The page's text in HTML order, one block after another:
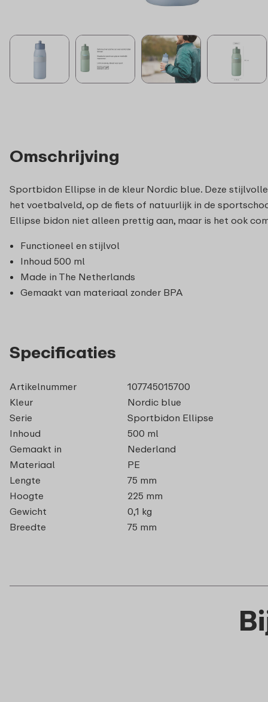
Omschrijving
Sportbidon Ellipse in de kleur Nordic blue. Deze
het voetbalveld, op de fiets of natuurlijk in de
Ellipse bidon niet alleen prettig aan, maar is het ook
Functioneel en stijlvol
Inhoud 500 ml
Made in The Netherlands
Gemaakt van materiaal zonder BPA
Specificaties
Artikelnummer
107745015700
Kleur
Nordic blue
Serie
Sportbidon Ellipse
Inhoud
500 ml
Gemaakt in
Nederland
Materiaal
PE
Lengte
75 mm
Hoogte
225 mm
Gewicht
0,1 kg
Breedte
75 mm